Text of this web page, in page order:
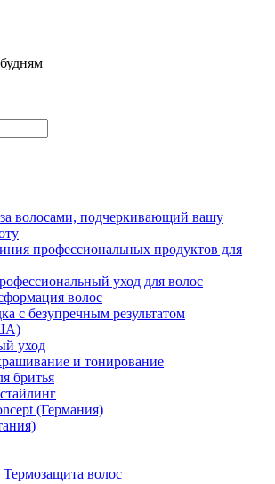
волосами, подчеркивающий вашу
профессиональных продуктов для
уход для волос
волос
с безупречным результатом
уход
и тонирование
бритья
(Германия)
волос